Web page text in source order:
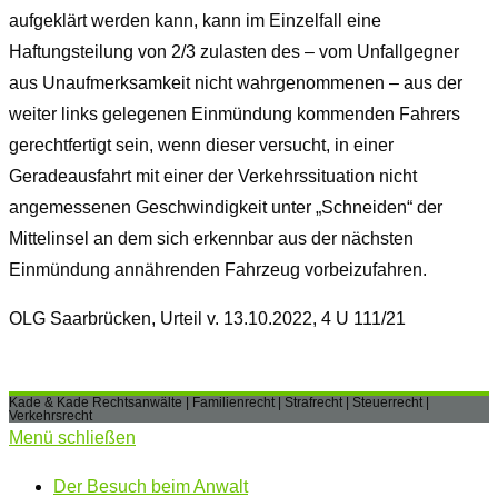
aufgeklärt werden kann, kann im Einzelfall eine
Haftungsteilung von 2/3 zulasten des – vom Unfallgegner
aus Unaufmerksamkeit nicht wahrgenommenen – aus der
weiter links gelegenen Einmündung kommenden Fahrers
gerechtfertigt sein, wenn dieser versucht, in einer
Geradeausfahrt mit einer der Verkehrssituation nicht
angemessenen Geschwindigkeit unter „Schneiden“ der
Mittelinsel an dem sich erkennbar aus der nächsten
Einmündung annährenden Fahrzeug vorbeizufahren.
OLG Saarbrücken, Urteil v. 13.10.2022, 4 U 111/21
Kade & Kade Rechtsanwälte | Familienrecht | Strafrecht | Steuerrecht |
Verkehrsrecht
Menü schließen
Der Besuch beim Anwalt